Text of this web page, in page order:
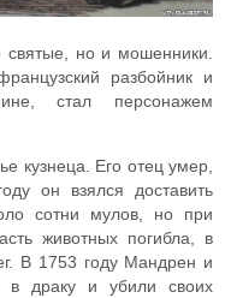
но и мошенники.
разбойник и
стал персонажем
кузнеца. Его отец умер,
он взялся доставить
сотни мулов, но при
животных погибла, в
В 1753 году Мандрен и
в драку и убили своих